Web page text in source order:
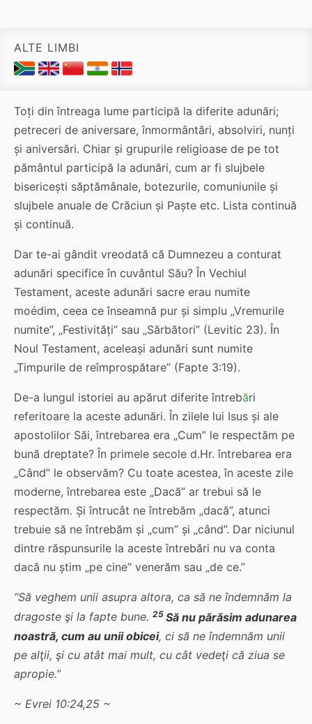
ALTE LIMBI
Toți din întreaga lume participă la diferite adunări;
petreceri de aniversare, înmormântări, absolviri, nunți
și aniversări. Chiar și grupurile religioase de pe tot
pământul participă la adunări, cum ar fi slujbele
bisericești săptămânale, botezurile, comuniunile și
slujbele anuale de Crăciun și Paște etc. Lista continuă
și continuă.
Dar te-ai gândit vreodată că Dumnezeu a conturat
adunări specifice în cuvântul Său? În Vechiul
Testament, aceste adunări sacre erau numite
moédim, ceea ce înseamnă pur și simplu „Vremurile
numite”, „Festivități” sau „Sărbători” (Levitic 23). În
Noul Testament, aceleași adunări sunt numite
„Timpurile de reîmprospătare” (Fapte 3:19).
De-a lungul istoriei au apărut diferite întrebări
referitoare la aceste adunări. În zilele lui Isus și ale
apostolilor Săi, întrebarea era „Cum” le respectăm pe
bună dreptate? În primele secole d.Hr. întrebarea era
„Când” le observăm? Cu toate acestea, în aceste zile
moderne, întrebarea este „Dacă” ar trebui să le
respectăm. Și întrucât ne întrebăm „dacă”, atunci
trebuie să ne întrebăm și „cum” și „când”. Dar niciunul
dintre răspunsurile la aceste întrebări nu va conta
dacă nu știm „pe cine” venerăm sau „de ce.”
“Să veghem unii asupra altora, ca să ne îndemnăm la
dragoste şi la fapte bune. 25 Să nu părăsim adunarea
noastră, cum au unii obicei, ci să ne îndemnăm unii
pe alţii, şi cu atât mai mult, cu cât vedeţi că ziua se
apropie.”
~ Evrei 10:24,25 ~